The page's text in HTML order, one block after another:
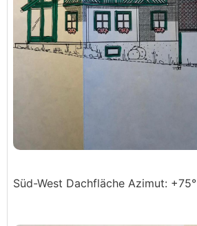
Süd-West Dachfläche Azimut: +75°